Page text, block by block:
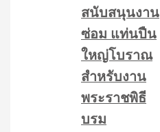
สนับสนุนงาน
ซ่อม แท่นปืน
ใหญ่โบราณ
สำหรับงาน
พระราชพิธี
บรม